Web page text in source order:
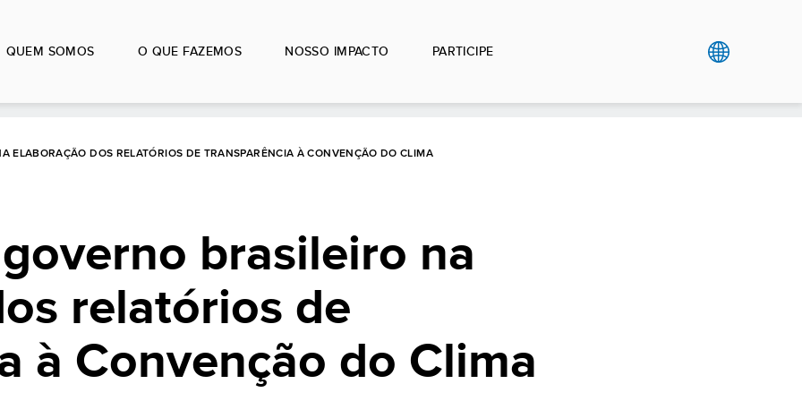
QUEM SOMOS O QUE FAZEMOS NOSSO IMPACTO PARTICIPE
ELABORAÇÃO DOS RELATÓRIOS DE TRANSPARÊNCIA À CONVENÇÃO DO CLIMA
brasileiro na
relatórios de
à Convenção do Clima